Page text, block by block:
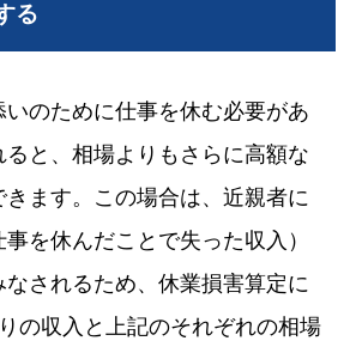
る
のために仕事を休む必要があ
ると、相場よりもさらに高額な
ます。この場合は、近親者に
事を休んだことで失った収入）
なされるため、休業損害算定に
の収入と上記のそれぞれの相場